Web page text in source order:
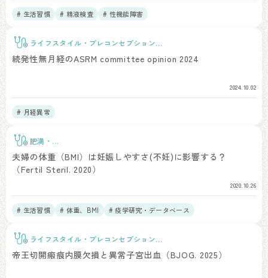
# 生活習慣 # 精液検査 # 性機能障害
ライフスタイル・プレコンセプションケ
ア
続発性無月経のASRM committee opinion 2024
2024.10.02
# 月経異常
肥満・
BMI
夫婦の体重（BMI）は妊娠しやすさ(不妊)に影響する？
（Fertil Steril. 2020）
2020.10.26
# 生活習慣 # 体重、BMI # 疫学研究・データベース
ライフスタイル・プレコンセプションケ
帝王切開瘢痕内膜欠損と異常子宮出血（BJOG. 2025）